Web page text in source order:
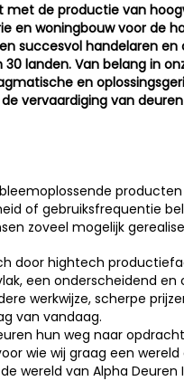
met de productie van
en woningbouw voor de
succesvol handelaren
landen. Van belang in
en
vervaardiging van
of gebruiksfrequentie
zoveel mogelijk
door hightech
een onderscheidend
werkwijze, scherpe
van vandaag.
hun weg naar
wie wij graag een wereld
wereld van Alpha Deuren